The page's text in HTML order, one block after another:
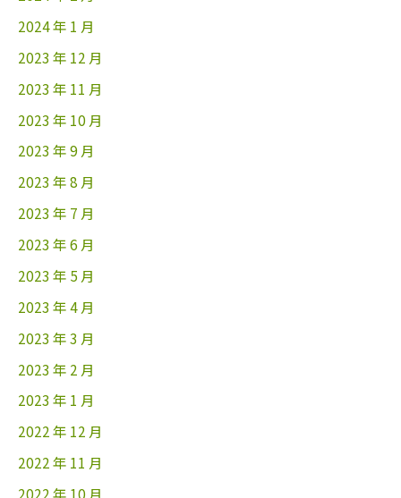
2024 年 1 月
2023 年 12 月
2023 年 11 月
2023 年 10 月
2023 年 9 月
2023 年 8 月
2023 年 7 月
2023 年 6 月
2023 年 5 月
2023 年 4 月
2023 年 3 月
2023 年 2 月
2023 年 1 月
2022 年 12 月
2022 年 11 月
2022 年 10 月